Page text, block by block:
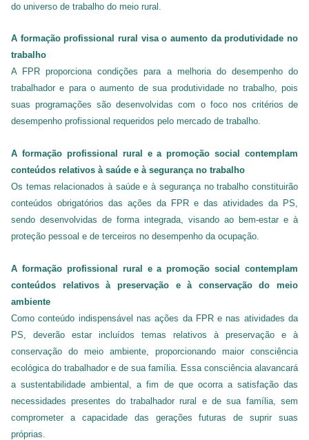
do universo de trabalho do meio rural.
A formação profissional rural visa o aumento da produtividade no
trabalho
A FPR proporciona condições para a melhoria do desempenho do
trabalhador e para o aumento de sua produtividade no trabalho, pois
suas programações são desenvolvidas com o foco nos critérios de
desempenho profissional requeridos pelo mercado de trabalho.
A formação profissional rural e a promoção social contemplam
conteúdos relativos à saúde e à segurança no trabalho
Os temas relacionados à saúde e à segurança no trabalho constituirão
conteúdos obrigatórios das ações da FPR e das atividades da PS,
sendo desenvolvidas de forma integrada, visando ao bem-estar e à
proteção pessoal e de terceiros no desempenho da ocupação.
A formação profissional rural e a promoção social contemplam
conteúdos relativos à preservação e à conservação do meio
ambiente
Como conteúdo indispensável nas ações da FPR e nas atividades da
PS, deverão estar incluídos temas relativos à preservação e à
conservação do meio ambiente, proporcionando maior consciência
ecológica do trabalhador e de sua família. Essa consciência alavancará
a sustentabilidade ambiental, a fim de que ocorra a satisfação das
necessidades presentes do trabalhador rural e de sua família, sem
comprometer a capacidade das gerações futuras de suprir suas
próprias.